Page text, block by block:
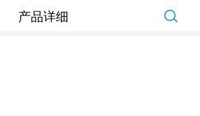
产品详细